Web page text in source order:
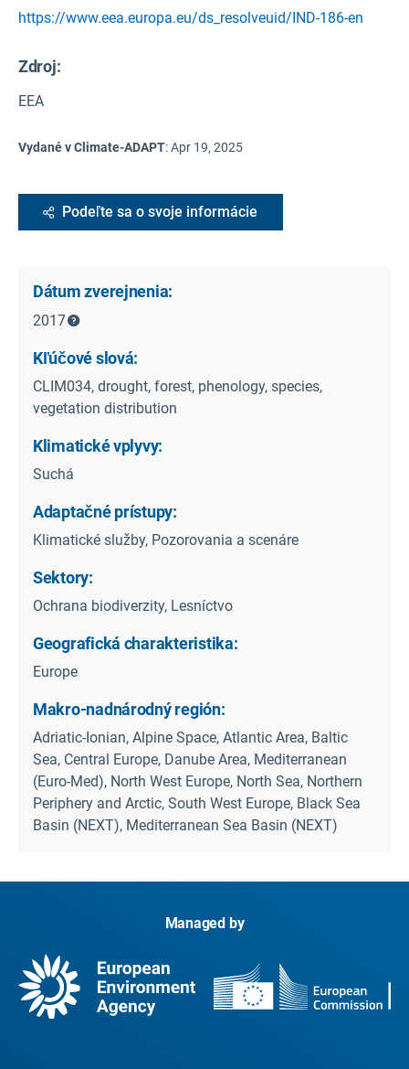
https://www.eea.europa.eu/ds_resolveuid/IND-186-en
Zdroj:
EEA
Vydané v Climate-ADAPT:Apr 19, 2025
Podeľte sa o svoje informácie
Dátum zverejnenia:
2017
Kľúčové slová:
CLIM034, drought, forest, phenology, species,
vegetation distribution
Klimatické vplyvy:
Suchá
Adaptačné prístupy:
Klimatické služby, Pozorovania a scenáre
Sektory:
Ochrana biodiverzity, Lesníctvo
Geografická charakteristika:
Europe
Makro-nadnárodný región:
Adriatic-Ionian, Alpine Space, Atlantic Area, Baltic
Sea, Central Europe, Danube Area, Mediterranean
(Euro-Med), North West Europe, North Sea, Northern
Periphery and Arctic, South West Europe, Black Sea
Basin (NEXT), Mediterranean Sea Basin (NEXT)
Managed by